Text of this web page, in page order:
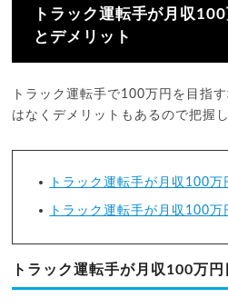
トラック運転手が月収
とデメリット
トラック運転手で100万円を目指
はなくデメリットもあるので把握
トラック運転手が月収100万
トラック運転手が月収100万
トラック運転手が月収100万